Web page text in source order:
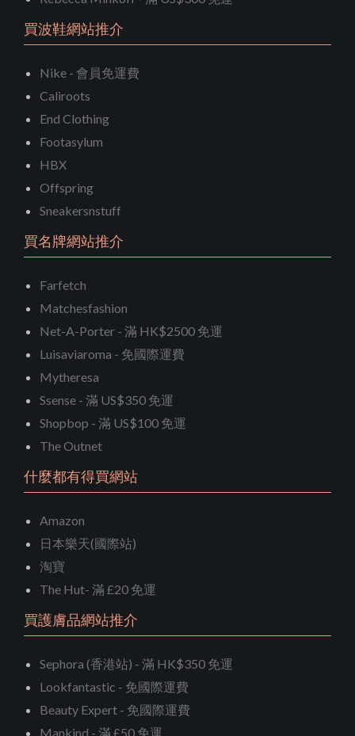
買波鞋網站推介
Nike - 會員免運費
Caliroots
End Clothing
Footasylum
HBX
Offspring
Sneakersnstuff
買名牌網站推介
Farfetch
Matchesfashion
Net-A-Porter - 滿 HK$2500 免運
Luisaviaroma - 免國際運費
Mytheresa
Ssense - 滿 US$350 免運
Shopbop - 滿 US$100 免運
The Outnet
什麼都有得買網站
Amazon
日本樂天(國際站)
淘寶
The Hut- 滿 £20 免運
買護膚品網站推介
Sephora (香港站) - 滿 HK$350 免運
Lookfantastic - 免國際運費
Beauty Expert - 免國際運費
Mankind - 滿 £50 免運